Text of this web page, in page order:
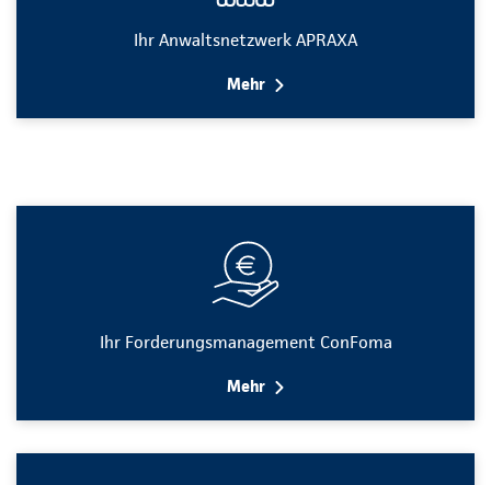
Ihr Anwaltsnetzwerk APRAXA
Mehr
Ihr Forderungsmanagement ConFoma
Mehr